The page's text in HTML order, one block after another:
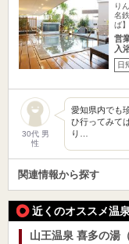
り
名
ば
営
入
日
30代 男
性
愛知県内でも
ひ行ってみて
り…
関連情報から探す
近くのオススメ温
山王温泉 喜多の湯